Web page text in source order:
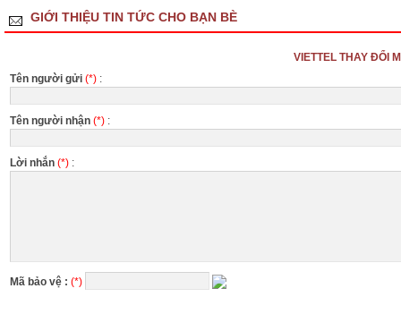
GIỚI THIỆU TIN TỨC CHO BẠN BÈ
VIETTEL THAY ĐỔI
Tên người gửi (*) :
Tên người nhận (*) :
Lời nhắn (*) :
Mã bảo vệ : (*)